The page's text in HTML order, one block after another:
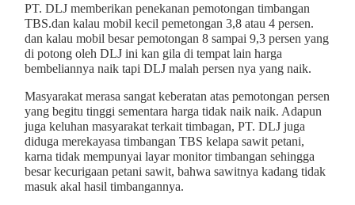
PT. DLJ memberikan penekanan pemotongan timbangan
TBS.dan kalau mobil kecil pemetongan 3,8 atau 4 persen.
dan kalau mobil besar pemotongan 8 sampai 9,3 persen yang
di potong oleh DLJ ini kan gila di tempat lain harga
bembeliannya naik tapi DLJ malah persen nya yang naik.
Masyarakat merasa sangat keberatan atas pemotongan persen
yang begitu tinggi sementara harga tidak naik naik. Adapun
juga keluhan masyarakat terkait timbagan, PT. DLJ juga
diduga merekayasa timbangan TBS kelapa sawit petani,
karna tidak mempunyai layar monitor timbangan sehingga
besar kecurigaan petani sawit, bahwa sawitnya kadang tidak
masuk akal hasil timbangannya.